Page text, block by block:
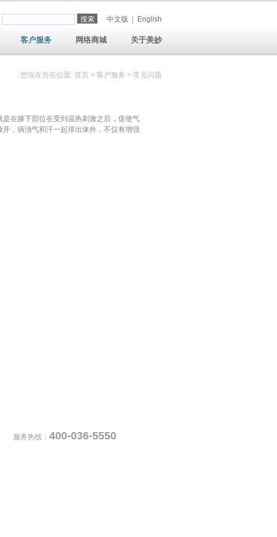
中文版 English
客户服务 网络商城 关于美妙
您现在所在位置: 首页 > 客户服务 > 常见问题
在膝下部位在受到温热刺激之后，促使气
，病浊气和汗一起排出体外，不仅有增强
服务热线： 400-036-5550